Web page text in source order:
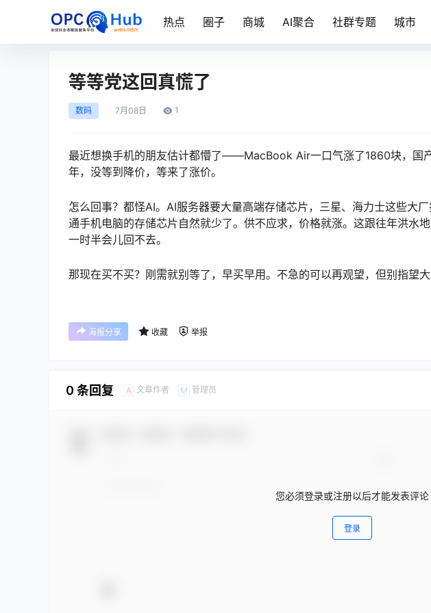
热点 圈子 商城 AI聚合 社群专题 城市
等等党这回真慌了
数码 7月 08日 1
最近想换手机的朋友估计都懵了——MacBook Air一口气涨了1860块，国
年，没等到降价，等来了涨价。
怎么回事？都怪AI。AI服务器要大量高端存储芯片，三星、海力士这些大
通手机电脑的存储芯片自然就少了。供不应求，价格就涨。这跟往年洪水
一时半会儿回不去。
那现在买不买？刚需就别等了，早买早用。不急的可以再观望，但别指望大
海报分享 收藏 举报
0 条回复 A 文章作者 M 管理员
您必须登录或注册以后才能发表评论
登录